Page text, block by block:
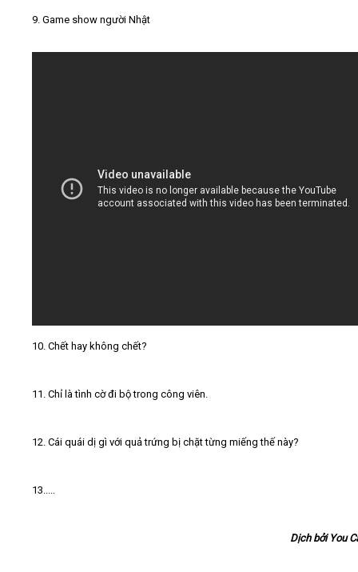
9. Game show người Nhật
10. Chết hay không chết?
11. Chỉ là tình cờ đi bộ trong công viên.
12. Cái quái dị gì với quả trứng bị chặt từng miếng thế này?
13.....
Dịch bởi You